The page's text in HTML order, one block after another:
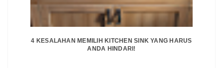
4 KESALAHAN MEMILIH KITCHEN SINK YANG HARUS
ANDA HINDARI!